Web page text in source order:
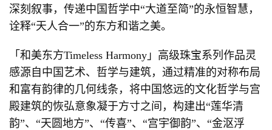
深刻叙事，传递中国哲学中“大道至简”的永恒智慧，
诠释“天人合一”的东方和谐之美。
「和美东方Timeless Harmony」高级珠宝系列作品灵
感源自中国艺术、哲学与建筑，通过精准的对称布局
和富有韵律的几何线条，将中国悠远的文化哲学与宫
殿建筑的恢弘意象凝于方寸之间，构建出“莲华清
韵”、“天圆地方”、“传喜”、“宫宇御韵”、“金沤浮